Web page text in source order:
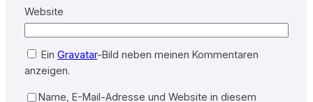
Website
Ein Gravatar-Bild neben meinen Kommentaren
anzeigen.
Name, E-Mail-Adresse und Website in diesem